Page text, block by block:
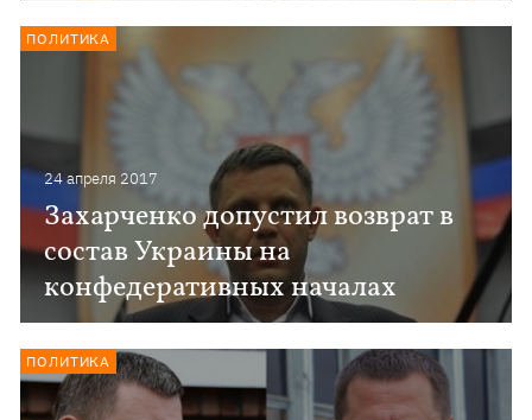
24 апреля 2017
Захарченко допустил возврат в
состав Украины на
конфедеративных началах
ПОЛИТИКА
ПОЛИТИКА